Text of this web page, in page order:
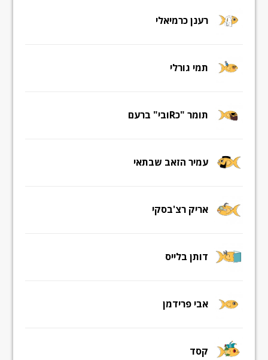
רענן כרמיאלי
תמי גורלי
תומר "כRובי" ברעם
עמיר הזאב שבתאי
אריק רצ'בסקי
דותן בלייס
אבי פרידמן
קסד